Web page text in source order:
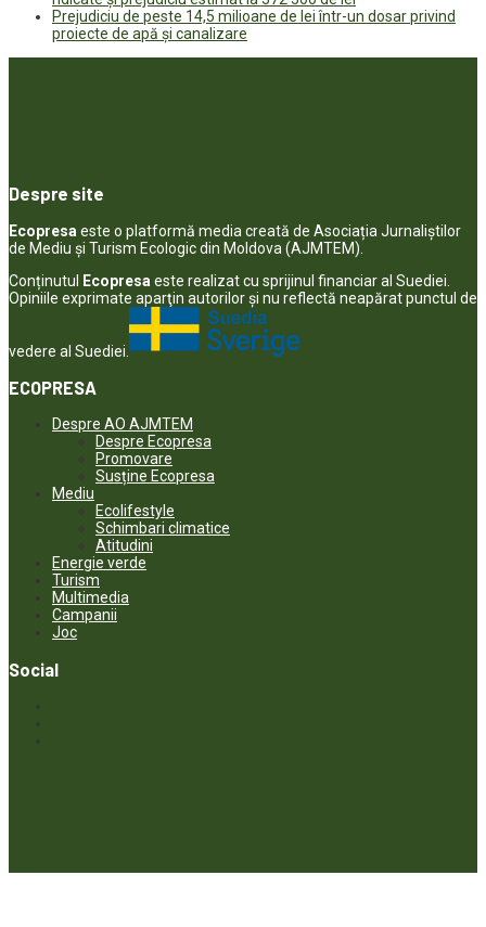
Prejudiciu de peste 14,5 milioane de lei într-un dosar privind
proiecte de apă și canalizare
Despre site
Ecopresa este o platformă media creată de Asociația Jurnaliștilor
de Mediu și Turism Ecologic din Moldova (AJMTEM).
Conținutul Ecopresa este realizat cu sprijinul financiar al Suediei.
Opiniile exprimate aparţin autorilor şi nu reflectă neapărat punctul de
vedere al Suediei.
ECOPRESA
Despre AO AJMTEM
Despre Ecopresa
Promovare
Susține Ecopresa
Mediu
Ecolifestyle
Schimbari climatice
Atitudini
Energie verde
Turism
Multimedia
Campanii
Joc
Social